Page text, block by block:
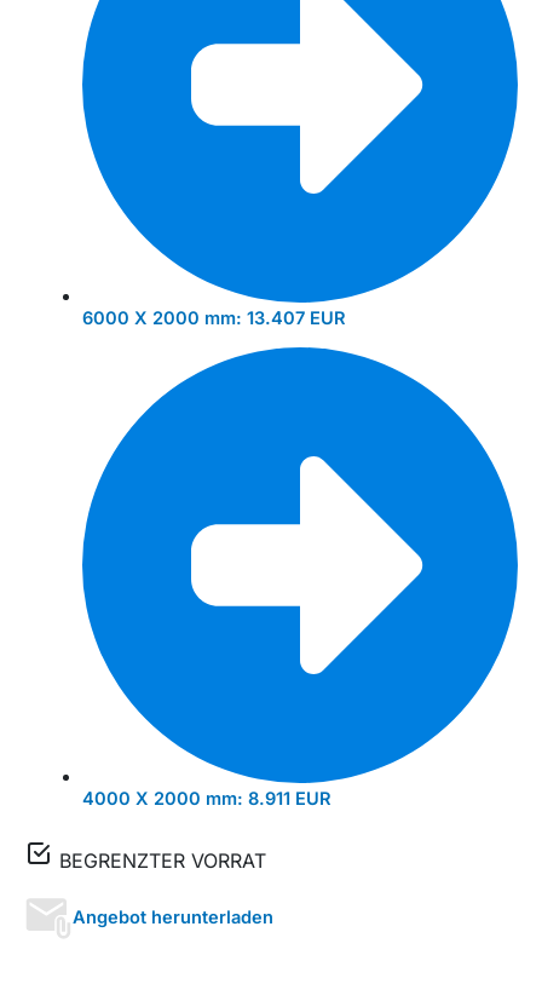
6000 X 2000 mm: 13.407 EUR
4000 X 2000 mm: 8.911 EUR
BEGRENZTER VORRAT
Angebot herunterladen